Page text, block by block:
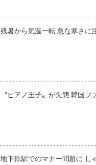
残暑から気温一転 急な寒さに
〝ピアノ王子〟が失態 韓国フ
地下鉄駅でのマナー問題に し